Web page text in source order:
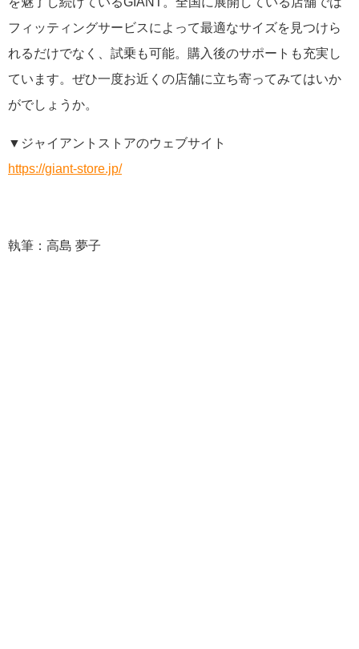
フィッティングサービスによって最適なサイズを見つけら
れるだけでなく、試乗も可能。購入後のサポートも充実し
ています。ぜひ一度お近くの店舗に立ち寄ってみてはいか
がでしょうか。
▼ジャイアントストアのウェブサイト
https://giant-store.jp/
執筆：高島 夢子